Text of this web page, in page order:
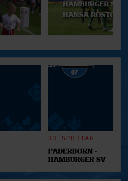
HAMBURGER SV -
HANSA ROSTOCK
33. SPIELTAG
PADERBORN -
HAMBURGER SV